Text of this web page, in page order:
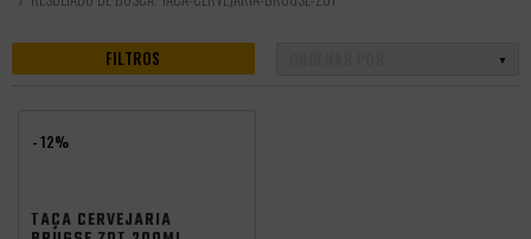
FILTROS
- 12%
TAÇA CERVEJARIA